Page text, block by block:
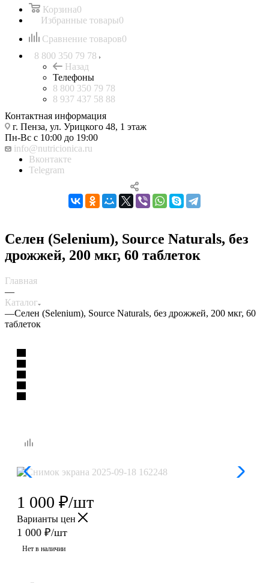
Корзина0
Избранные товары0
Сравнение товаров0
8 800 350 79 78
Назад
Телефоны
8 800 350 79 78
8 937 437 58 88
Контактная информация
г. Пенза, ул. Урицкого 48, 1 этаж
Пн-Вс с 10:00 до 19:00
info@nutricionica.ru
Вконтакте
Telegram
Селен (Selenium), Source Naturals, без
дрожжей, 200 мкг, 60 таблеток
Главная
—
Каталог
—Селен (Selenium), Source Naturals, без дрожжей, 200 мкг, 60
таблеток
1 000 ₽/шт
Варианты цен
1 000 ₽/шт
Нет в наличии